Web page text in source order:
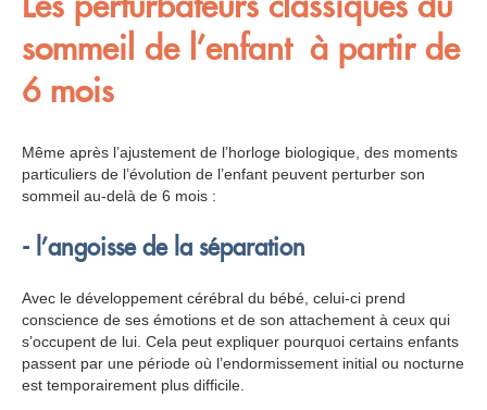
Les perturbateurs classiques du
sommeil de l’enfant à partir de
6 mois
Même après l’ajustement de l’horloge biologique, des moments
particuliers de l’évolution de l’enfant peuvent perturber son
sommeil au-delà de 6 mois :
- l’angoisse de la séparation
Avec le développement cérébral du bébé, celui-ci prend
conscience de ses émotions et de son attachement à ceux qui
s’occupent de lui. Cela peut expliquer pourquoi certains enfants
passent par une période où l’endormissement initial ou nocturne
est temporairement plus difficile.